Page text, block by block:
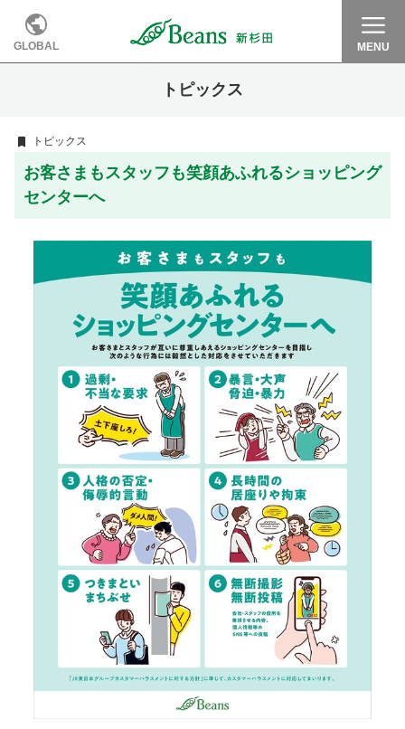
GLOBAL MENU
トピックス
トピックス
お客さまもスタッフも笑顔あふれるショッピング
センターへ